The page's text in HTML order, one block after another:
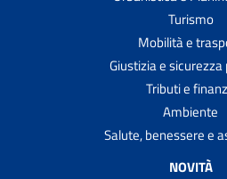
Turismo
Mobilità e
Giustizia e
Tributi e
Ambiente
Salute, benessere e
NOVITÀ